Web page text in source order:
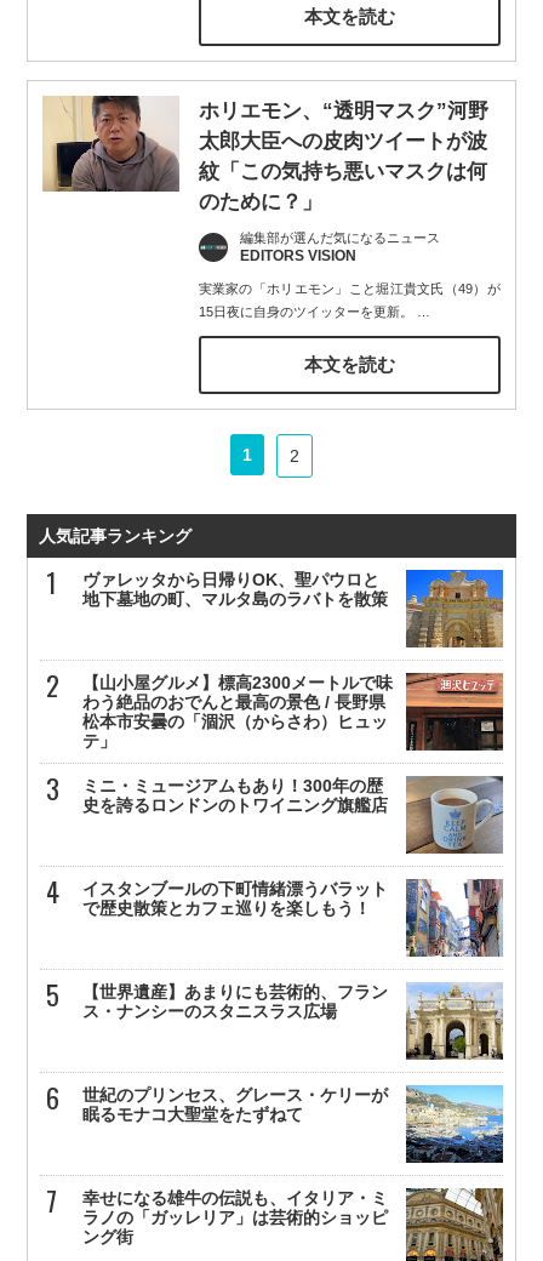
本文を読む
ホリエモン、“透明マスク”河野
太郎大臣への皮肉ツイートが波
紋「この気持ち悪いマスクは何
のために？」
編集部が選んだ気になるニュース
EDITORS VISION
実業家の「ホリエモン」こと堀江貴文氏（49）が
15日夜に自身のツイッターを更新。
本文を読む
1 2
人気記事ランキング
ヴァレッタから日帰りOK、聖パウロと
地下墓地の町、マルタ島のラバトを散策
【山小屋グルメ】標高2300メートルで味
わう絶品のおでんと最高の景色 / 長野県
松本市安曇の「涸沢（からさわ）ヒュッ
テ」
ミニ・ミュージアムもあり！300年の歴
史を誇るロンドンのトワイニング旗艦店
イスタンブールの下町情緒漂うバラット
で歴史散策とカフェ巡りを楽しもう！
【世界遺産】あまりにも芸術的、フラン
ス・ナンシーのスタニスラス広場
世紀のプリンセス、グレース・ケリーが
眠るモナコ大聖堂をたずねて
幸せになる雄牛の伝説も、イタリア・ミ
ラノの「ガッレリア」は芸術的ショッピ
ング街